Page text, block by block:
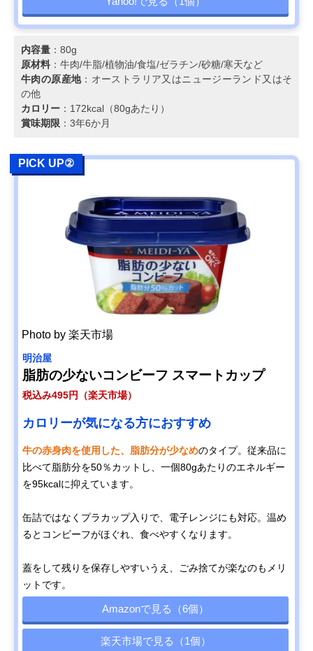
内容量 ：80g
原材料 ：牛肉/牛脂/植物油/食塩/ゼラチン/砂糖/寒天など
牛肉の原産地：オーストラリア又はニュージーランド又はそ
の他
カロリー ：172kcal（80gあたり）
賞味期限 ：3年6か月
PICK UP②
Photo by 楽天市場
明治屋
脂肪の少ないコンビーフ スマートカップ
税込み495円（楽天市場）
カロリーが気になる方におすすめ
牛の赤身肉を使用した、脂肪分が少なめのタイプ。従来品に
比べて脂肪分を50％カットし、一個80gあたりのエネルギー
を95kcalに抑えています。
缶詰ではなくプラカップ入りで、電子レンジにも対応。温め
るとコンビーフがほぐれ、食べやすくなります。
蓋をして残りを保存しやすいうえ、ごみ捨てが楽なのもメリ
ットです。
Amazonで見る（6個）
楽天市場で見る（1個）